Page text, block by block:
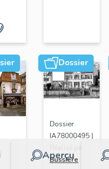
Dossier
Aperçu
Dossier
IA78000495 |
Bussière